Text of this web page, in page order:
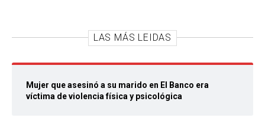
LAS MÁS LEIDAS
Mujer que asesinó a su marido en El Banco era
víctima de violencia física y psicológica